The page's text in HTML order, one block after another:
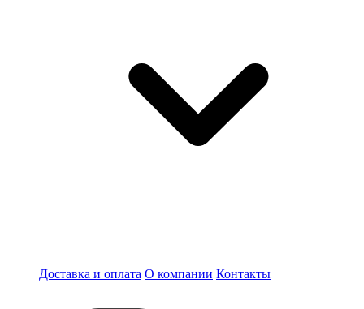
Доставка и оплата О компании Контакты